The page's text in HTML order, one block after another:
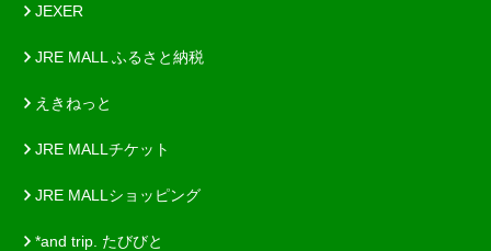
JEXER
JRE MALL ふるさと納税
えきねっと
JRE MALLチケット
JRE MALLショッピング
*and trip. たびびと